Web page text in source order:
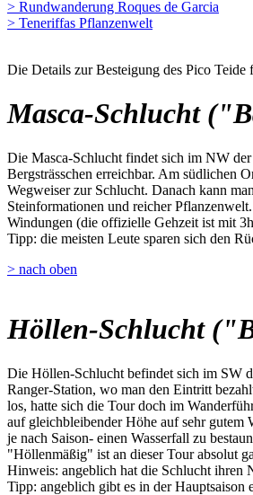
> Rundwanderung Roques de Garcia
> Teneriffas Pflanzenwelt
Die Details zur Besteigung des Pico
Masca-Schlucht
Die Masca-Schlucht findet sich im NW
Bergsträsschen erreichbar. Am südlichen
Wegweiser zur Schlucht. Danach kann
Steinformationen und reicher
Windungen (die offizielle Gehzeit ist mit
Tipp: die meisten Leute sparen sich den
> nach oben
Höllen-Schlucht
Die Höllen-Schlucht befindet sich im SW
Ranger-Station, wo man den Eintritt
los, hatte sich die Tour doch im
auf gleichbleibender Höhe auf sehr gutem
je nach Saison- einen Wasserfall zu
"Höllenmäßig" ist an dieser Tour absolut
Hinweis: angeblich hat die Schlucht ihren
Tipp: angeblich gibt es in der Hauptsaison